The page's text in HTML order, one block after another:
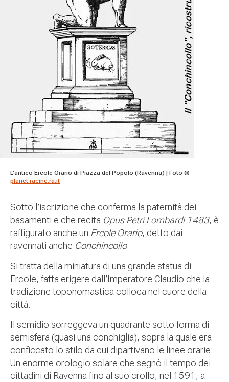
L’antico Ercole Orario di Piazza del Popolo (Ravenna) | Foto ©
planet.racine.ra.it
Sotto l’iscrizione che conferma la paternità dei
basamenti e che recita Opus Petri Lombardi 1483, è
raffigurato anche un Ercole Orario, detto dai
ravennati anche Conchincollo.
Si tratta della miniatura di una grande statua di
Ercole, fatta erigere dall’Imperatore Claudio che la
tradizione toponomastica colloca nel cuore della
città.
Il semidio sorreggeva un quadrante sotto forma di
semisfera (quasi una conchiglia), sopra la quale era
conficcato lo stilo da cui dipartivano le linee orarie.
Un enorme orologio solare che segnò il tempo dei
cittadini di Ravenna fino al suo crollo, nel 1591, a